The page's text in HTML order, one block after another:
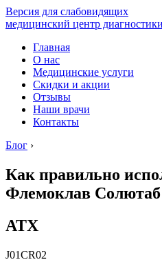
Версия для слабовидящих
медицинский центр
Главная
О нас
Медицинские услуги
Скидки и акции
Отзывы
Наши врачи
Контакты
Блог ›
Как правильно
Флемоклав Солютаб
АТХ
J01CR02